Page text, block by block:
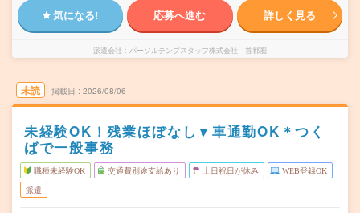
気になる! 応募へ進む 詳しく見る
派遣会社 パーソルテンプスタッフ株式会社 首都圏
未読 掲載日 2026/08/06
未経験OK！残業ほぼなし▼車通勤OK＊つく
ばで一般事務
職種未経験OK 交通費別途支給あり 土日祝日が休み WEB登録OK
派遣